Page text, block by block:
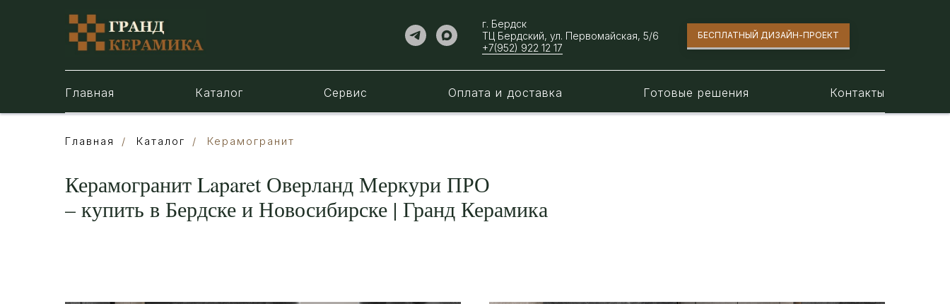
г. Бердск
ТЦ Бердский, ул. ​Первомайская, 5/6​
+7(952) 922 12 17
БЕСПЛАТНЫЙ ДИЗАЙН-ПРОЕКТ
Главная Каталог Сервис Оплата и доставка Готовые решения Контакты
Главная / Каталог / Керамогранит
Керамогранит Laparet Оверланд Меркури ПРО
– купить в Бердске и Новосибирске | Гранд Керамика